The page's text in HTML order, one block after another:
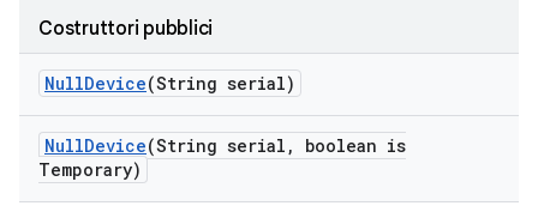
Costruttori pubblici
NullDevice(String serial)
NullDevice(String serial ,
boolean is
Temporary)